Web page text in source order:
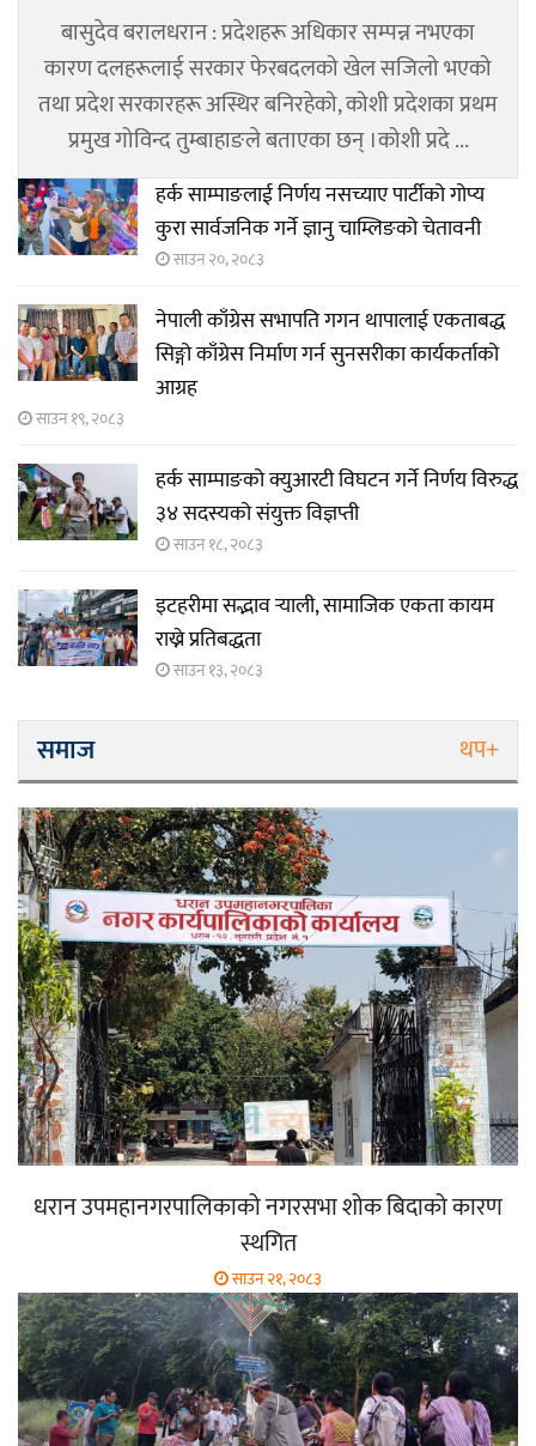
बासुदेव बरालधरान : प्रदेशहरू अधिकार सम्पन्न नभएका
कारण दलहरूलाई सरकार फेरबदलको खेल सजिलो भएको
तथा प्रदेश सरकारहरू अस्थिर बनिरहेको, कोशी प्रदेशका प्रथम
प्रमुख गोविन्द तुम्बाहाङले बताएका छन् ।कोशी प्रदे ...
हर्क साम्पाङलाई निर्णय नसच्याए पार्टीको गोप्य
कुरा सार्वजनिक गर्ने ज्ञानु चाम्लिङको चेतावनी
साउन २०, २०८३
नेपाली काँग्रेस सभापति गगन थापालाई एकताबद्ध
सिङ्गो काँग्रेस निर्माण गर्न सुनसरीका कार्यकर्ताको
आग्रह
साउन १९, २०८३
हर्क साम्पाङको क्युआरटी विघटन गर्ने निर्णय विरुद्ध
३४ सदस्यको संयुक्त विज्ञप्ती
साउन १८, २०८३
इटहरीमा सद्भाव र्‍याली, सामाजिक एकता कायम
राख्ने प्रतिबद्धता
साउन १३, २०८३
समाज थप+
धरान उपमहानगरपालिकाको नगरसभा शोक बिदाको कारण
स्थगित
साउन २१, २०८३